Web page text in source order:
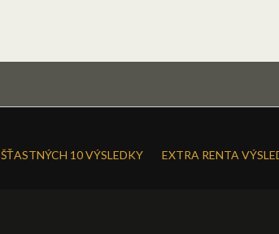
ŠŤASTNÝCH 10 VÝSLEDKY EXTRA RENTA